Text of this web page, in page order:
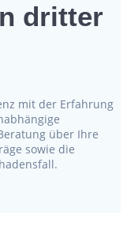
dritter
mit der Erfahrung
über Ihre
sowie die